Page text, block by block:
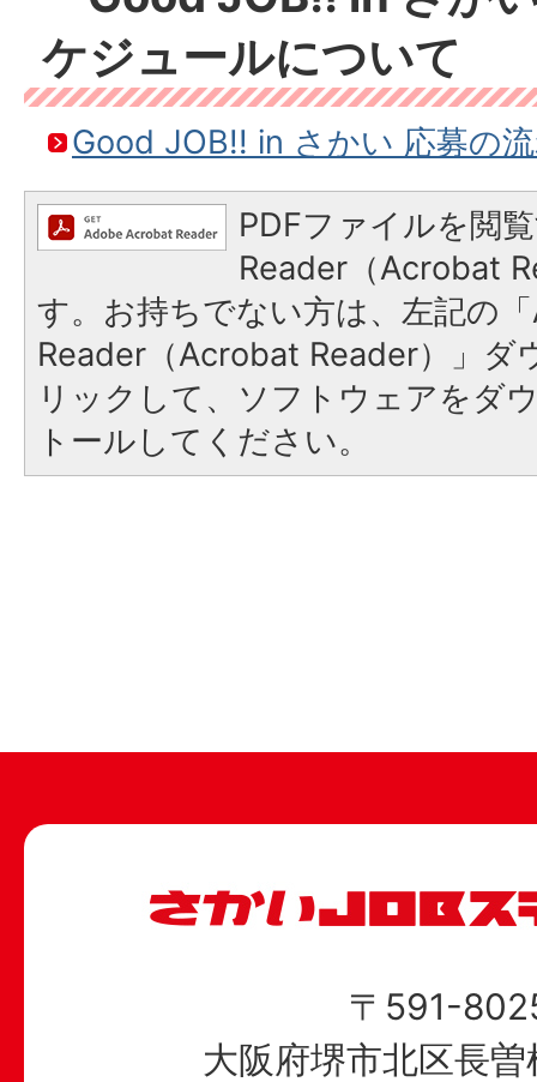
ケジュールについて
Good JOB!! in さかい 応募の
PDFファイルを閲
Reader（Acrobat
す。お持ちでない方は、左記の
Reader（Acrobat Reader）」ダ
リックして、ソフトウェアをダ
トールしてください。
〒591-
大阪府堺市北区長